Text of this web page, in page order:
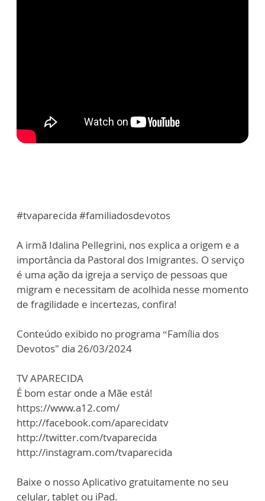
#tvaparecida #familiadosdevotos
A irmã Idalina Pellegrini, nos explica a origem e a
importância da Pastoral dos Imigrantes. O serviço
é uma ação da igreja a serviço de pessoas que
migram e necessitam de acolhida nesse momento
de fragilidade e incertezas, confira!
Conteúdo exibido no programa “Família dos
Devotos" dia 26/03/2024
TV APARECIDA
É bom estar onde a Mãe está!
https://www.a12.com/
http://facebook.com/aparecidatv
http://twitter.com/tvaparecida
http://instagram.com/tvaparecida
Baixe o nosso Aplicativo gratuitamente no seu
celular, tablet ou iPad.